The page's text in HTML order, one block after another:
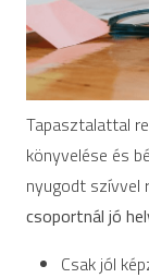
Tapasztalattal
könyvelése és
nyugodt szívvel
csoportnál jó
Csak jól